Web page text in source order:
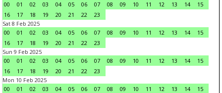
00
01 02 03 04 05 06 07 08 09 10 11 12 13 14
15
16
17 18 19 20 21 22
23
Sat 8 Feb 2025
00
01 02 03 04 05 06 07 08 09 10 11 12 13 14
15
16
17 18 19 20 21 22
23
Sun 9 Feb 2025
00
01 02 03 04 05 06 07 08 09 10 11 12 13 14
15
16
17 18 19 20 21 22
23
Mon 10 Feb 2025
00
01 02 03 04 05 06 07 08 09 10 11 12 13 14
15